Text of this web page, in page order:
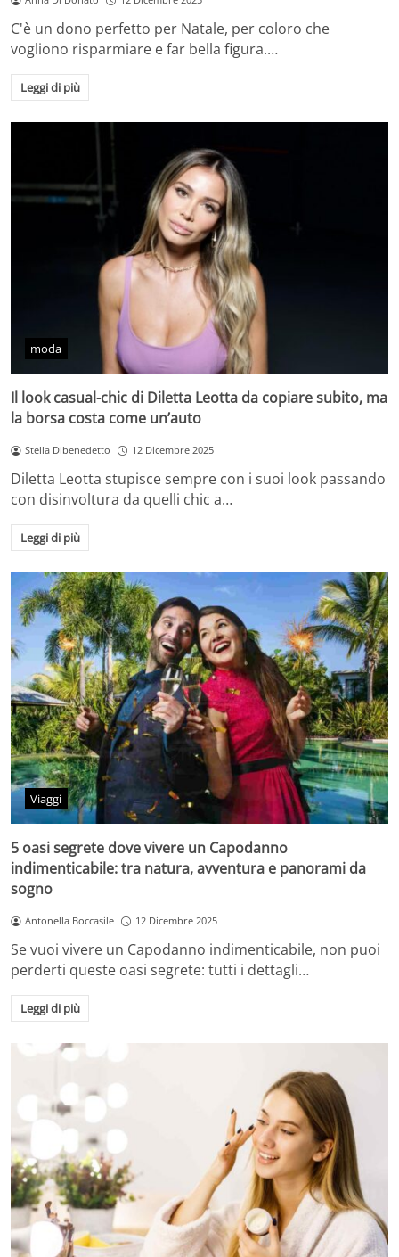
C'è un dono perfetto per Natale, per coloro che
vogliono risparmiare e far bella figura.…
Leggi di più
moda
Il look casual-chic di Diletta Leotta da copiare subito, ma
la borsa costa come un’auto
Stella Dibenedetto 12 Dicembre 2025
Diletta Leotta stupisce sempre con i suoi look passando
con disinvoltura da quelli chic a…
Leggi di più
Viaggi
5 oasi segrete dove vivere un Capodanno
indimenticabile: tra natura, avventura e panorami da
sogno
Antonella Boccasile 12 Dicembre 2025
Se vuoi vivere un Capodanno indimenticabile, non puoi
perderti queste oasi segrete: tutti i dettagli…
Leggi di più